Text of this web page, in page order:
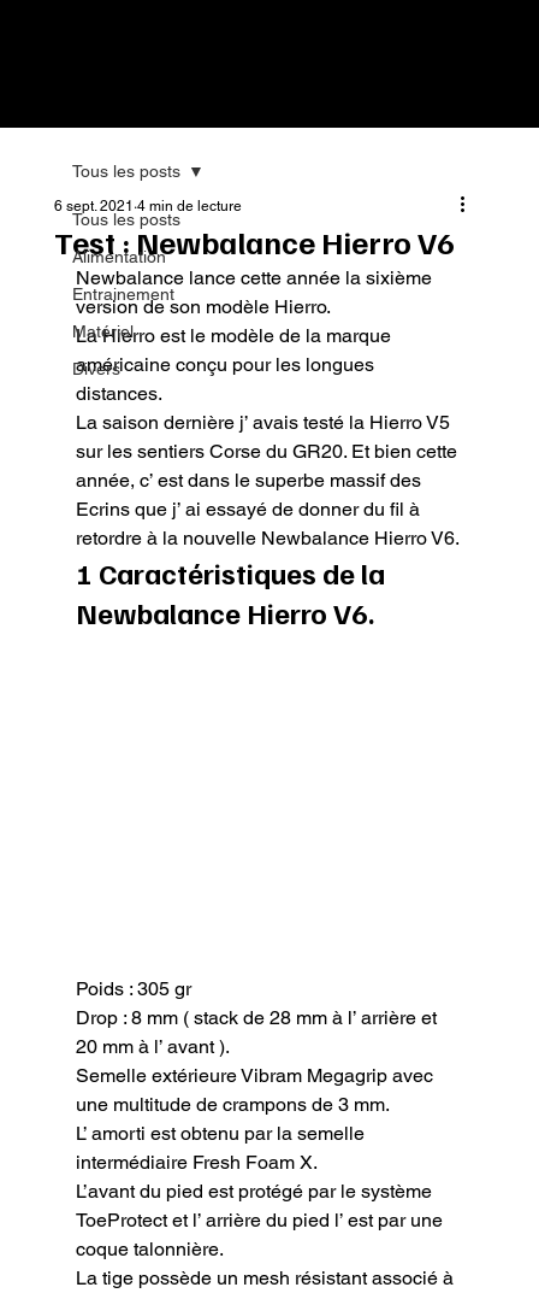
Tous les posts
Alimentation
Entrainement
Matériel
Divers
Tous les posts
Test : Newbalance Hierro V6
6 sept. 2021 4 min de lecture
Newbalance lance cette année la sixième
version de son modèle Hierro.
La Hierro est le modèle de la marque
américaine conçu pour les longues
distances.
La saison dernière j’ avais testé la Hierro V5
sur les sentiers Corse du GR20. Et bien cette
année, c’ est dans le superbe massif des
Ecrins que j’ ai essayé de donner du fil à
retordre à la nouvelle Newbalance Hierro V6.
1 Caractéristiques de la
Newbalance Hierro V6.
Poids : 305 gr
Drop : 8 mm ( stack de 28 mm à l’ arrière et
20 mm à l’ avant ).
Semelle extérieure Vibram Megagrip avec
une multitude de crampons de 3 mm.
L’ amorti est obtenu par la semelle
intermédiaire Fresh Foam X.
L’avant du pied est protégé par le système
ToeProtect et l’ arrière du pied l’ est par une
coque talonnière.
La tige possède un mesh résistant associé à